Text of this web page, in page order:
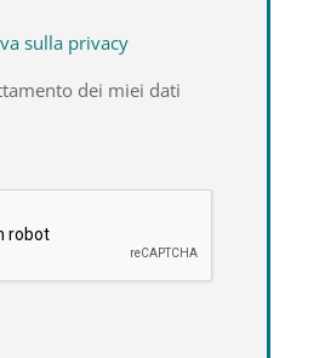
sulla privacy
dei miei dati